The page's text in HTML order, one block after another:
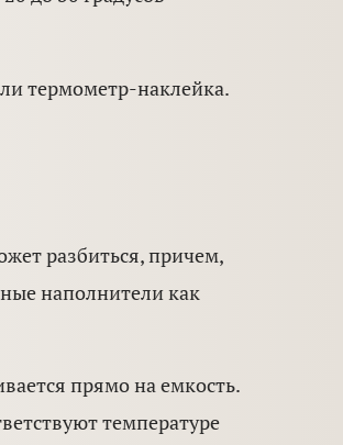
термометр-наклейка.
разбиться, причем,
наполнители как
прямо на емкость.
температуре